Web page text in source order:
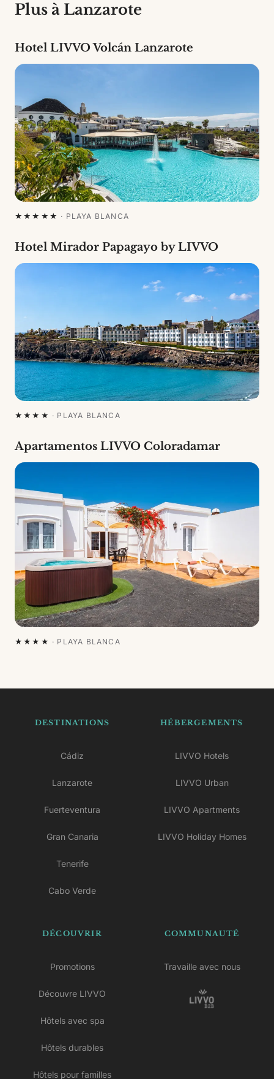
Plus à Lanzarote
Hotel LIVVO Volcán Lanzarote
★★★★★ · PLAYA BLANCA
Hotel Mirador Papagayo by LIVVO
★★★★ · PLAYA BLANCA
Apartamentos LIVVO Coloradamar
★★★★ · PLAYA BLANCA
DESTINATIONS
Cádiz
Lanzarote
Fuerteventura
Gran Canaria
Tenerife
Cabo Verde
HÉBERGEMENTS
LIVVO Hotels
LIVVO Urban
LIVVO Apartments
LIVVO Holiday Homes
DÉCOUVRIR
Promotions
Découvre LIVVO
Hôtels avec spa
Hôtels durables
Hôtels pour familles
COMMUNAUTÉ
Travaille avec nous